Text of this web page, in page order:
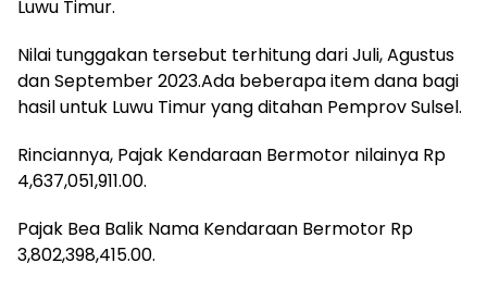
Luwu Timur.
Nilai tunggakan tersebut terhitung dari Juli, Agustus
dan September 2023.Ada beberapa item dana bagi
hasil untuk Luwu Timur yang ditahan Pemprov Sulsel.
Rinciannya, Pajak Kendaraan Bermotor nilainya Rp
4,637,051,911.00.
Pajak Bea Balik Nama Kendaraan Bermotor Rp
3,802,398,415.00.